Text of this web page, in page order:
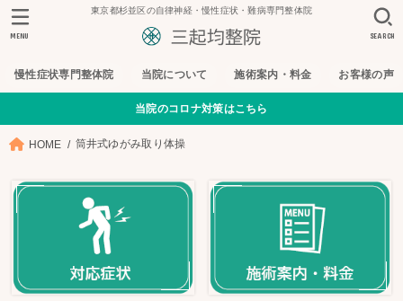
東京都杉並区の自律神経・慢性症状・難病専門整体院
慢性症状専門整体院 当院について 施術案内・料金 お客様の声
SEARCH
MENU
当院のコロナ対策はこちら
HOME 筒井式ゆがみ取り体操